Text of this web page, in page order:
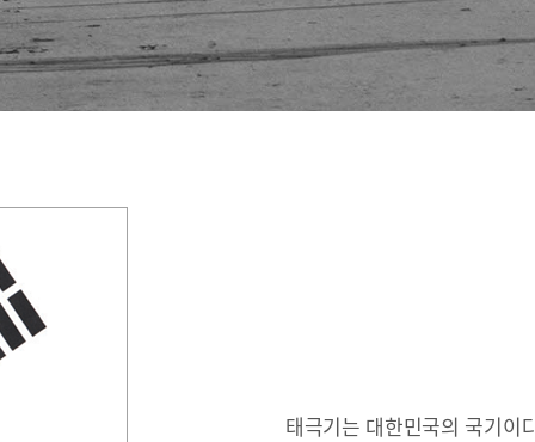
태극기는 대한민국의 국기이